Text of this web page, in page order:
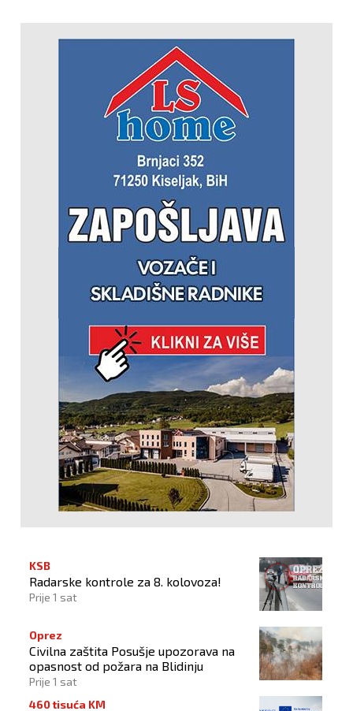
KSB
Radarske kontrole za 8. kolovoza!
Prije 1 sat
Oprez
Civilna zaštita Posušje upozorava na
opasnost od požara na Blidinju
Prije 1 sat
460 tisuća KM